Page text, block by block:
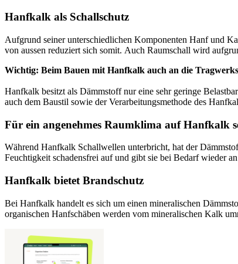
Hanfkalk als Schallschutz
Aufgrund seiner unterschiedlichen Komponenten Hanf und
von aussen reduziert sich somit. Auch Raumschall wird
Wichtig: Beim Bauen mit Hanfkalk auch an die
Hanfkalk besitzt als Dämmstoff nur eine sehr geringe
auch dem Baustil sowie der Verarbeitungsmethode des
Für ein angenehmes Raumklima auf Hanfkalk
Während Hanfkalk Schallwellen unterbricht, hat der
Feuchtigkeit schadensfrei auf und gibt sie bei Bedarf wieder
Hanfkalk bietet Brandschutz
Bei Hanfkalk handelt es sich um einen mineralischen
organischen Hanfschäben werden vom mineralischen Kalk